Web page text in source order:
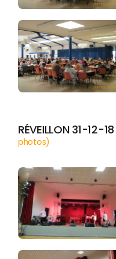
RÉVEILLON 31-12-18
photos)